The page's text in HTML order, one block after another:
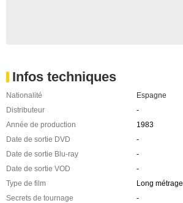
Infos techniques
Nationalité
Espagne
Distributeur
-
Année de production
1983
Date de sortie DVD
-
Date de sortie Blu-ray
-
Date de sortie VOD
-
Type de film
Long métrage
Secrets de tournage
-